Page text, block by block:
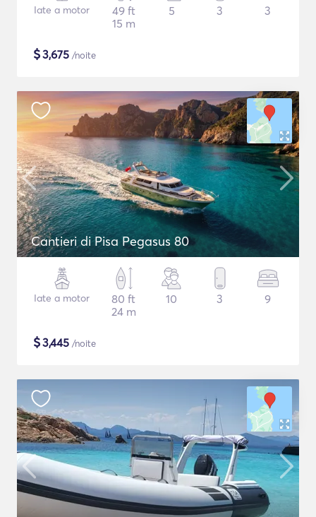
Iate a motor
49 ft
15 m
5 3 3
$3,675 /noite
Cantieri di Pisa Pegasus 80
Iate a motor
80 ft
24 m
10 3 9
$3,445 /noite